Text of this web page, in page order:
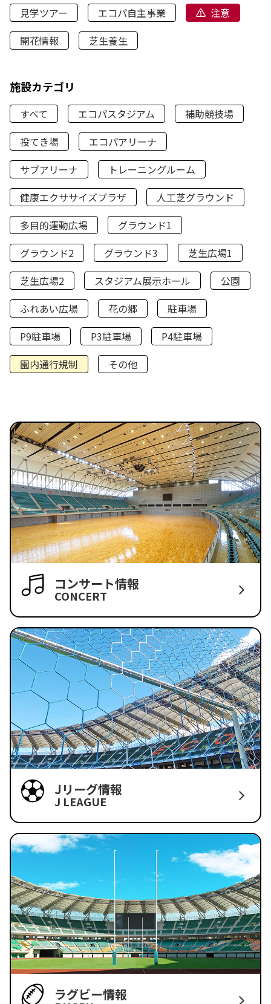
見学ツアー
エコパ自主事業
注意
開花情報
芝生養生
施設カテゴリ
すべて エコパスタジアム
補助競技場
投てき場
エコパアリーナ
サブアリーナ
トレーニングルーム
健康エクササイズプラザ
人工芝グラウンド
多目的運動広場
グラウンド1
グラウンド2
グラウンド3
芝生広場1
芝生広場2
スタジアム展示ホール
公園
ふれあい広場
花の郷
駐車場
P9駐車場
P3駐車場
P4駐車場
園内通行規制
その他
コンサート情報
CONCERT
Jリーグ情報
J LEAGUE
ラグビー情報